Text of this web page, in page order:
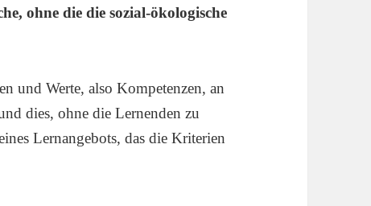
ohne die die sozial-ökologische
und Werte, also Kompetenzen, an
dies, ohne die Lernenden zu
Lernangebots, das die Kriterien